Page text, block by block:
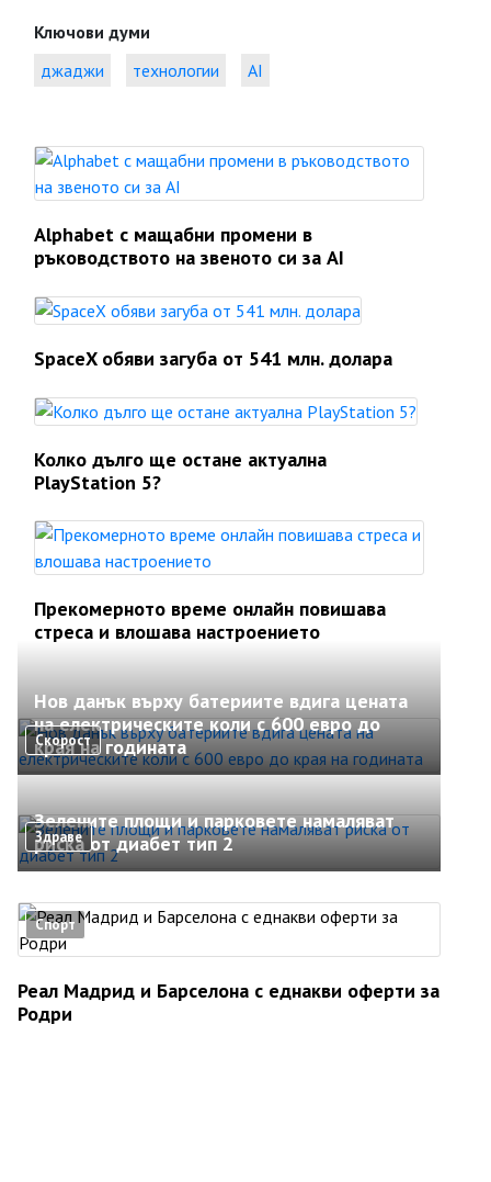
Ключови думи
джаджи
технологии AI
Alphabet с мащабни промени в
ръководството на звеното си за AI
SpaceX обяви загуба от 541 млн. долара
Колко дълго ще остане актуална
PlayStation 5?
Прекомерното време онлайн повишава
стреса и влошава настроението
Скорост
Нов данък върху батериите вдига цената
на електрическите коли с 600 евро до
края на годината
Здраве
Зелените площи и парковете намаляват
риска от диабет тип 2
Спорт
Реал Мадрид и Барселона с еднакви оферти за
Родри